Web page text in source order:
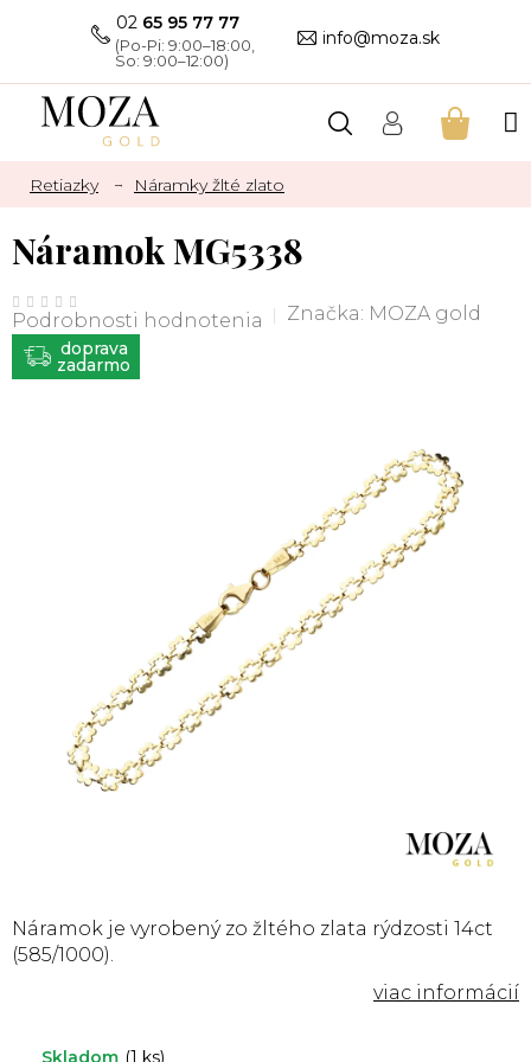
02 65 95 77 77
info@moza.sk
Retiazky Náramky žlté zlato
Náramok MG5338
Priemerné
hodnotenie
produktu
je
0,0
5
Podrobnosti hodnotenia Značka: MOZA gold
ZADARMO
Skladom (1 ks)
Náramok je vyrobený zo žltého zlata rýdzosti 14ct
(585/1000).